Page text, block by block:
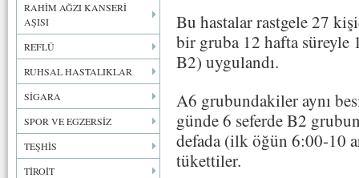
RAHİM AĞZI KANSERİ
AŞISI
REFLÜ
RUHSAL HASTALIKLAR
SİGARA
SPOR VE EGZERSİZ
TEŞHİS
TİROİT
Bu hastalar rastgele 27
bir gruba 12 hafta
B2) uygulandı.
A6 grubundakiler aynı
günde 6 seferde B2
defada (ilk öğün 6:00-10
tükettiler.